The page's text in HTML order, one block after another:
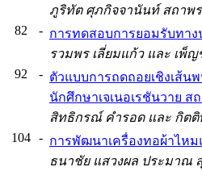
ภูริทัต ศุภกิจจานันท์ สถาพ
82
- การทดสอบการยอมรับทา
รวมพร เลี่ยมแก้ว และ เพ็
92
- ตัวแบบการถดถอยเชิงเส้
นักศึกษาเจเนอเรชันวาย
สิทธิกรณ์ คำรอด และ กิตติ
104
- การพัฒนาเครื่องทอผ้าไห
ธนาชัย แสวงผล ประมาณ